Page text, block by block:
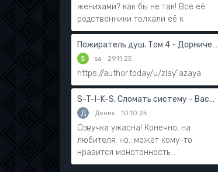
женихами? как бы не так! Все её
родственники толкали её к
Пожиратель душ. Том 4 - Дорничев Дмитрий
S sa 29.11.25
https://author.today/u/zlay"azaya
S-T-I-K-S. Сломать систему - Василий Мушинский
Д Денис 10.10.25
Озвучка ужасна! Конечно, на
любителя, но...может кому-то
нравится монотонность...